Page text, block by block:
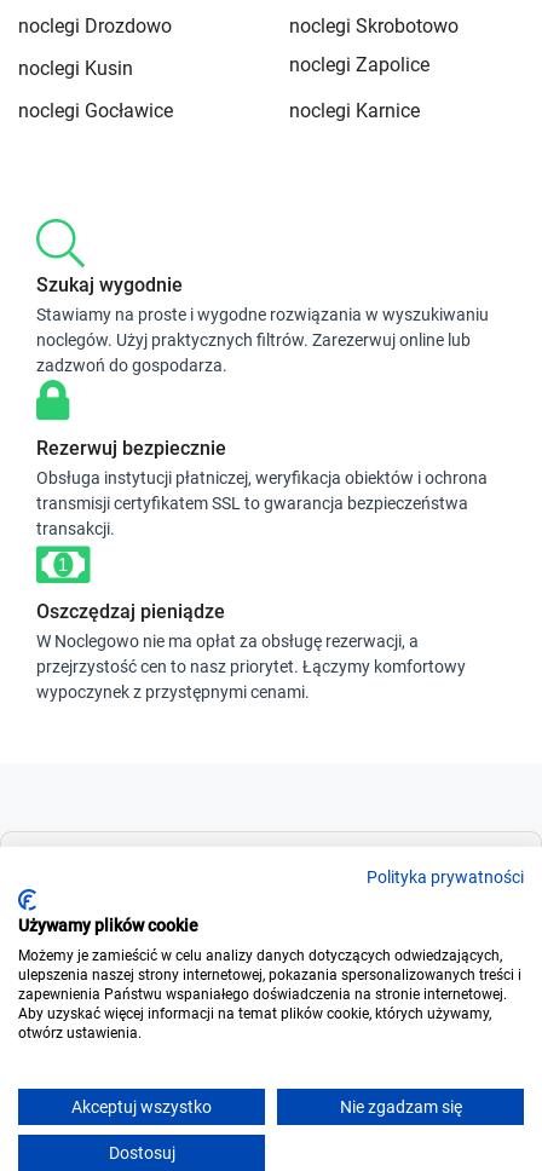
Uzupełnij termin, aby zarezerwować online
Napisz
noclegi Drozdowo
noclegi Skrobotowo
noclegi Kusin
noclegi Zapolice
noclegi Gocławice
noclegi Karnice
Szukaj wygodnie
Stawiamy na proste i wygodne rozwiązania w wyszukiwaniu
noclegów. Użyj praktycznych filtrów. Zarezerwuj online lub
zadzwoń do gospodarza.
Rezerwuj bezpiecznie
Obsługa instytucji płatniczej, weryfikacja obiektów i ochrona
transmisji certyfikatem SSL to gwarancja bezpieczeństwa
transakcji.
Oszczędzaj pieniądze
W Noclegowo nie ma opłat za obsługę rezerwacji, a
przejrzystość cen to nasz priorytet. Łączymy komfortowy
wypoczynek z przystępnymi cenami.
Dla wynajmujących
© 2006-2026Noclegowo.pl
Polityka prywatności
Używamy plików cookie
Możemy je zamieścić w celu analizy danych dotyczących odwiedzających,
ulepszenia naszej strony internetowej, pokazania spersonalizowanych treści i
zapewnienia Państwu wspaniałego doświadczenia na stronie internetowej.
Aby uzyskać więcej informacji na temat plików cookie, których używamy,
otwórz ustawienia.
Akceptuj wszystko Nie zgadzam się
Dostosuj